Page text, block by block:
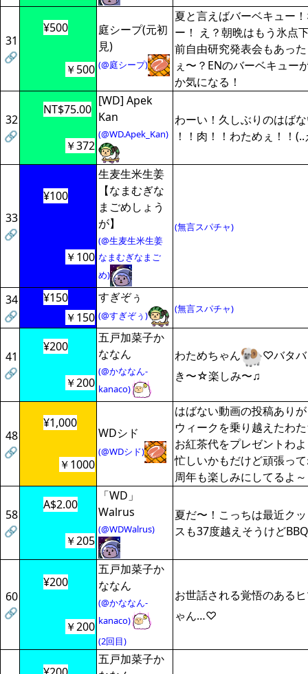
31
🔗
¥500
庭シープ(元初
見)
(@庭シープ)
夏と言えばバーベキュー
ー！ え？朝晩はもう氷点
前自由研究発表会もあっ
ぇ〜？ENのバーベキュー
か気になる！
￥500
32
🔗
NT$75.00
[WD] Apek
Kan
(@WD.Apek_Kan)
わーい！久しぶりのはば
！！肉！！わためぇ！！
￥372
33
🔗
¥100
生麦生米生姜
【なまむぎな
まごめしょう
が】
(@生麦生米生姜
なまむぎなまご
め)
(無言スパチャ)
￥100
34
🔗
¥150 すぎぞぅ
(@すぎぞぅ)
(無言スパチャ)
￥150
41
🔗
¥200
五戸加菜子か
ななん
(@かななん-
kanaco)
わためちゃん
♡バタバ
き〜☆楽しみ〜♫
￥200
48
🔗
¥1,000
WDシド
(@WDシド)
はばない動画の投稿あり
ウィークを乗り越えたわ
お紅茶代をプレゼントわ
忙しいかもだけど頑張っ
周年も楽しみにしてるよ
￥1000
58
🔗
A$2.00
「WD」
Walrus
(@WDWalrus)
夏だ〜！こっちは最近ク
スも37度越えそうけど
￥205
60
🔗
¥200
五戸加菜子か
ななん
(@かななん-
kanaco)
(2回目)
お世話される覚悟のある
ゃん…♡
￥200
五戸加菜子か